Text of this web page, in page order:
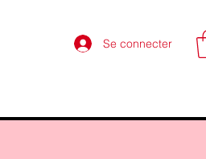
Se connecter